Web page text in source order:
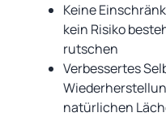
Keine
kein Risiko
rutschen
Verbessertes
natürlichen